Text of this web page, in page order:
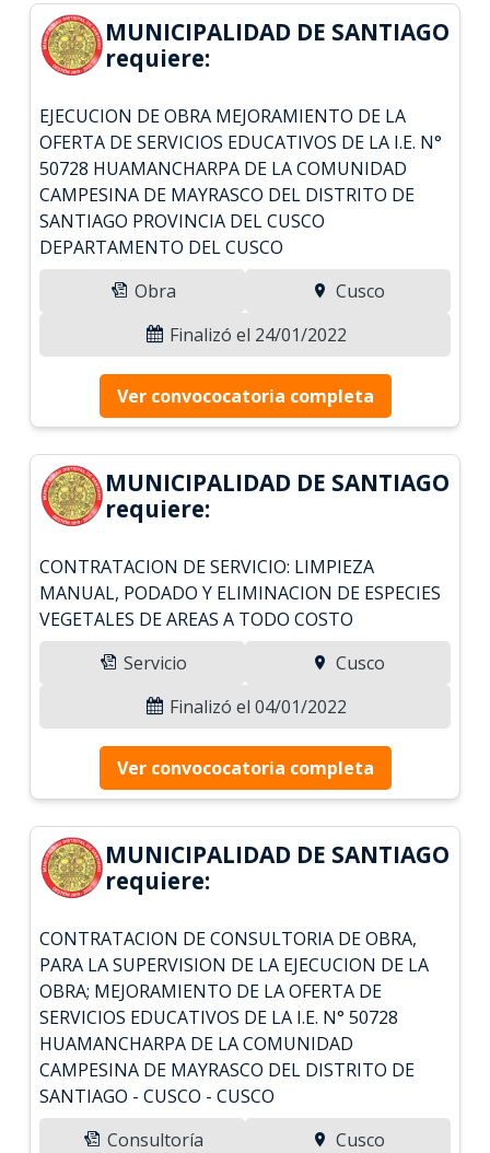
MUNICIPALIDAD DE SANTIAGO
requiere:
EJECUCION DE OBRA MEJORAMIENTO DE LA
OFERTA DE SERVICIOS EDUCATIVOS DE LA I.E. N°
50728 HUAMANCHARPA DE LA COMUNIDAD
CAMPESINA DE MAYRASCO DEL DISTRITO DE
SANTIAGO PROVINCIA DEL CUSCO
DEPARTAMENTO DEL CUSCO
Obra
Cusco
Finalizó el 24/01/2022
Ver convococatoria completa
MUNICIPALIDAD DE SANTIAGO
requiere:
CONTRATACION DE SERVICIO: LIMPIEZA
MANUAL, PODADO Y ELIMINACION DE ESPECIES
VEGETALES DE AREAS A TODO COSTO
Servicio
Cusco
Finalizó el 04/01/2022
Ver convococatoria completa
MUNICIPALIDAD DE SANTIAGO
requiere:
CONTRATACION DE CONSULTORIA DE OBRA,
PARA LA SUPERVISION DE LA EJECUCION DE LA
OBRA; MEJORAMIENTO DE LA OFERTA DE
SERVICIOS EDUCATIVOS DE LA I.E. N° 50728
HUAMANCHARPA DE LA COMUNIDAD
CAMPESINA DE MAYRASCO DEL DISTRITO DE
SANTIAGO - CUSCO - CUSCO
Consultoría
Cusco